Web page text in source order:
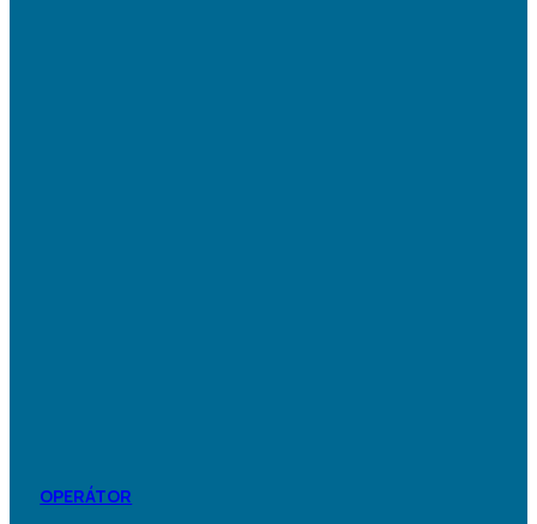
OPERÁTOR